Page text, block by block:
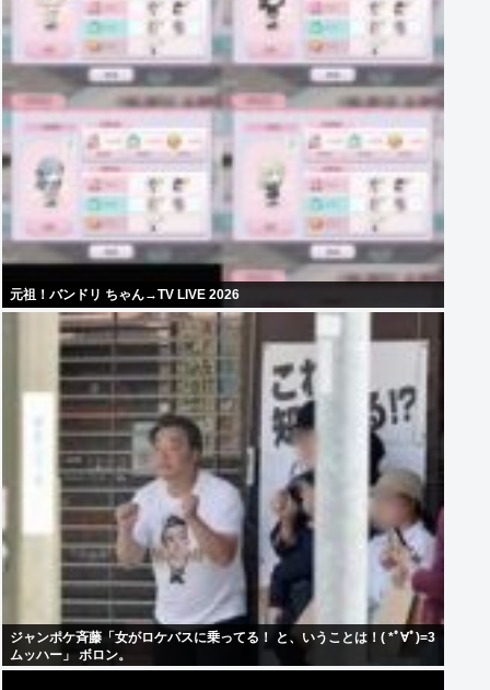
元祖！バンドリ ちゃん→TV LIVE 2026
ジャンポケ斉藤「女がロケバスに乗ってる！ と、いうことは！( *ﾟ∀ﾟ)=3
ムッハー」 ボロン。